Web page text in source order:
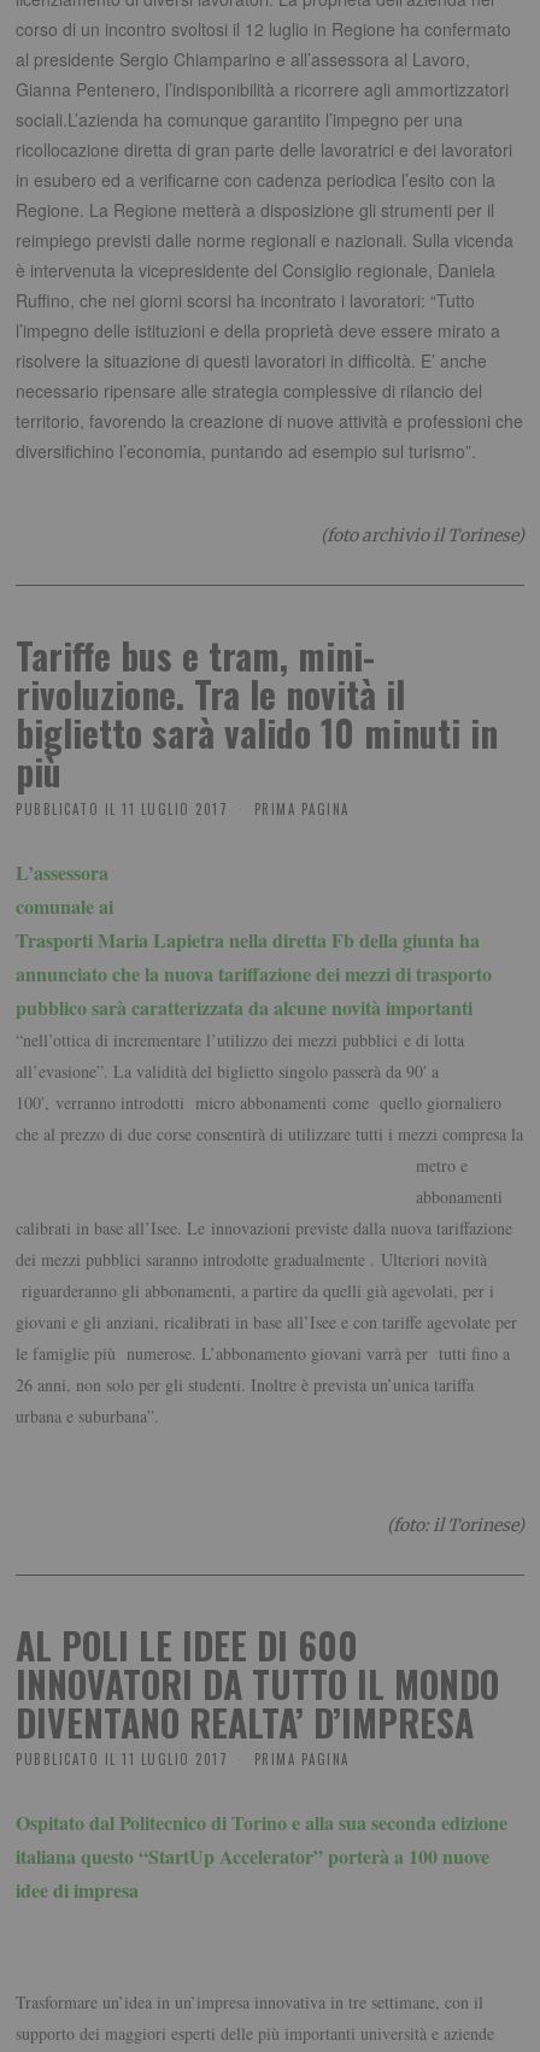
corso di un incontro svoltosi il 12 luglio in Regione ha confermato
al presidente Sergio Chiamparino e all’assessora al Lavoro,
Gianna Pentenero, l’indisponibilità a ricorrere agli ammortizzatori
sociali.L’azienda ha comunque garantito l’impegno per una
ricollocazione diretta di gran parte delle lavoratrici e dei lavoratori
in esubero ed a verificarne con cadenza periodica l’esito con la
Regione. La Regione metterà a disposizione gli strumenti per il
reimpiego previsti dalle norme regionali e nazionali. Sulla vicenda
è intervenuta la vicepresidente del Consiglio regionale, Daniela
Ruffino, che nei giorni scorsi ha incontrato i lavoratori: “Tutto
l’impegno delle istituzioni e della proprietà deve essere mirato a
risolvere la situazione di questi lavoratori in difficoltà. E’ anche
necessario ripensare alle strategia complessive di rilancio del
territorio, favorendo la creazione di nuove attività e professioni che
diversifichino l’economia, puntando ad esempio sul turismo”.
(foto archivio il Torinese)
Tariffe bus e tram, mini-
rivoluzione. Tra le novità il
biglietto sarà valido 10 minuti in
più
PUBBLICATO IL 11 LUGLIO 2017 PRIMA PAGINA
L’assessora
comunale ai
Trasporti Maria Lapietra nella diretta Fb della giunta ha
annunciato che la nuova tariffazione dei mezzi di trasporto
pubblico sarà caratterizzata da alcune novità importanti
“nell’ottica di incrementare l’utilizzo dei mezzi pubblici e di lotta
all’evasione”. La validità del biglietto singolo passerà da 90′ a
100′, verranno introdotti micro abbonamenti come quello giornaliero
che al prezzo di due corse consentirà di utilizzare tutti i mezzi compresa la
metro e
abbonamenti
calibrati in base all’Isee. Le innovazioni previste dalla nuova tariffazione
dei mezzi pubblici saranno introdotte gradualmente . Ulteriori novità
riguarderanno gli abbonamenti, a partire da quelli già agevolati, per i
giovani e gli anziani, ricalibrati in base all’Isee e con tariffe agevolate per
le famiglie più numerose. L’abbonamento giovani varrà per tutti fino a
26 anni, non solo per gli studenti. Inoltre è prevista un’unica tariffa
urbana e suburbana”.
(foto: il Torinese)
AL POLI LE IDEE DI 600
INNOVATORI DA TUTTO IL MONDO
DIVENTANO REALTA’ D’IMPRESA
PUBBLICATO IL 11 LUGLIO 2017 PRIMA PAGINA
Ospitato dal Politecnico di Torino e alla sua seconda edizione
italiana questo “StartUp Accelerator” porterà a 100 nuove
idee di impresa
Trasformare un’idea in un’impresa innovativa in tre settimane, con il
supporto dei maggiori esperti delle più importanti università e aziende